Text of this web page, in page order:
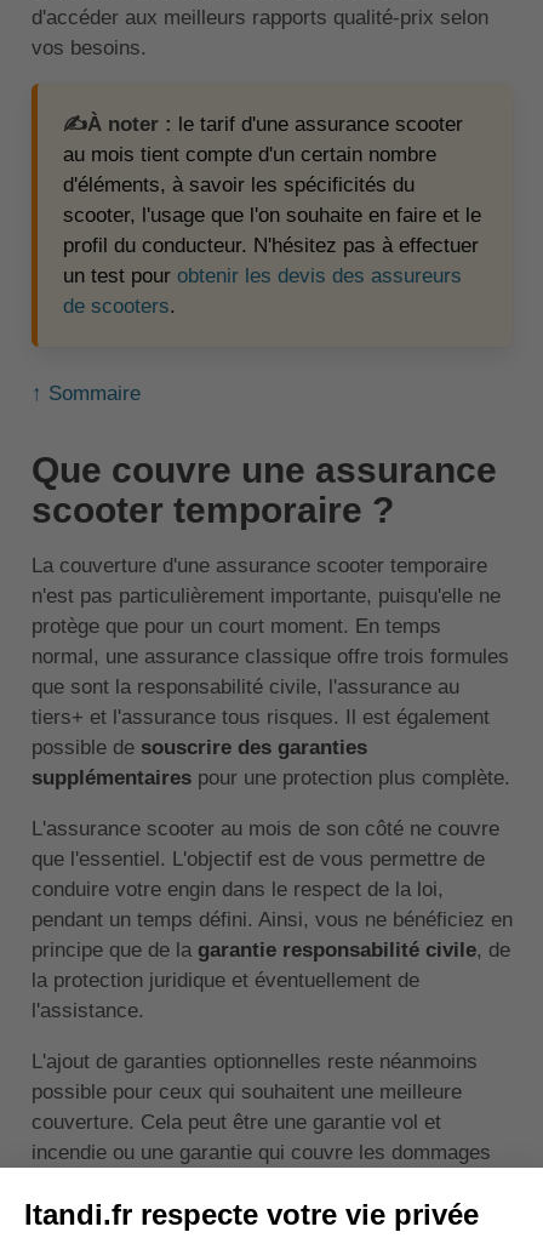
d'accéder aux meilleurs rapports qualité-prix selon
vos besoins.
✍️À noter : le tarif d'une assurance scooter
au mois tient compte d'un certain nombre
d'éléments, à savoir les spécificités du
scooter, l'usage que l'on souhaite en faire et le
profil du conducteur. N'hésitez pas à effectuer
un test pour obtenir les devis des assureurs
de scooters.
↑ Sommaire
Que couvre une assurance
scooter temporaire ?
La couverture d'une assurance scooter temporaire
n'est pas particulièrement importante, puisqu'elle ne
protège que pour un court moment. En temps
normal, une assurance classique offre trois formules
que sont la responsabilité civile, l'assurance au
tiers+ et l'assurance tous risques. Il est également
possible desouscrire des garanties
supplémentairespour une protection plus complète.
L'assurance scooter au mois de son côté ne couvre
que l'essentiel. L'objectif est de vous permettre de
conduire votre engin dans le respect de la loi,
pendant un temps défini. Ainsi, vous ne bénéficiez en
principe que de la garantie responsabilité civile, de
la protection juridique et éventuellement de
l'assistance.
L'ajout de garanties optionnelles reste néanmoins
possible pour ceux qui souhaitent une meilleure
couverture. Cela peut être une garantie vol et
incendie ou une garantie qui couvre les dommages